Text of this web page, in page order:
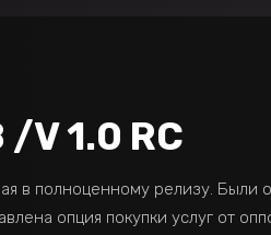
/V 1.0 RC
в полноценному релизу.
опция покупки услуг от